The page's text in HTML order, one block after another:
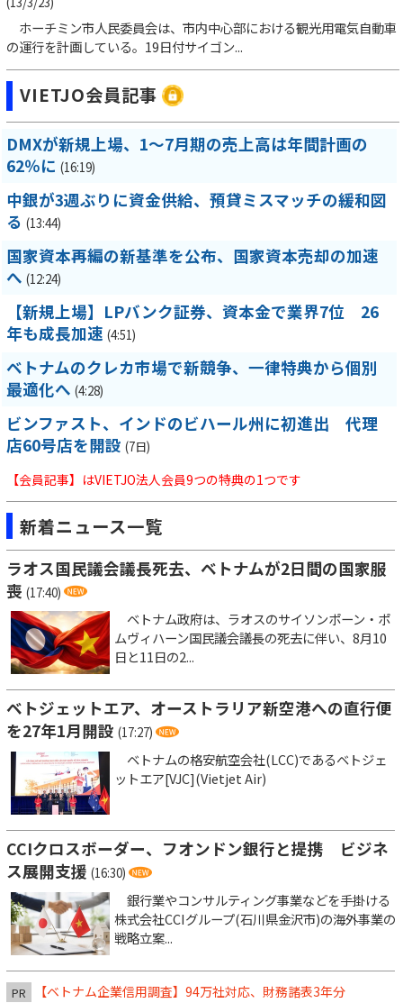
ホーチミン市人民委員会は、市内中心部における観光用電気自動車
の運行を計画している。19日付サイゴン...
VIETJO会員記事
DMXが新規上場、1～7月期の売上高は年間計画の
62％に (16:19)
中銀が3週ぶりに資金供給、預貸ミスマッチの緩和図
る (13:44)
国家資本再編の新基準を公布、国家資本売却の加速
へ (12:24)
【新規上場】LPバンク証券、資本金で業界7位 26
年も成長加速 (4:51)
ベトナムのクレカ市場で新競争、一律特典から個別
最適化へ (4:28)
ビンファスト、インドのビハール州に初進出 代理
店60号店を開設 (7日)
【会員記事】はVIETJO法人会員9つの特典の1つです
新着ニュース一覧
ラオス国民議会議長死去、ベトナムが2日間の国家服
喪 (17:40)
ベトナム政府は、ラオスのサイソンポーン・ポ
ムヴィハーン国民議会議長の死去に伴い、8月10
日と11日の2...
ベトジェットエア、オーストラリア新空港への直行便
を27年1月開設 (17:27)
ベトナムの格安航空会社(LCC)であるベトジェ
ットエア[VJC](Vietjet Air)
CCIクロスボーダー、フオンドン銀行と提携 ビジネ
ス展開支援 (16:30)
銀行業やコンサルティング事業などを手掛ける
株式会社CCIグループ(石川県金沢市)の海外事業の
戦略立案...
PR 【ベトナム企業信用調査】94万社対応、財務諸表3年分